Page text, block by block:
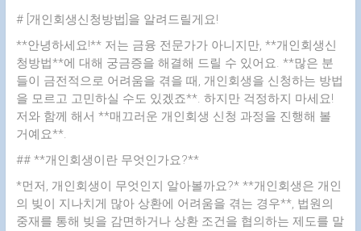
간
무
상
담
# [개인회생신청방법]을 알려드릴게요!
**안녕하세요!** 저는 금융 전문가가 아니지만, **개인회생신
청방법**에 대해 궁금증을 해결해 드릴 수 있어요. **많은 분
들이 금전적으로 어려움을 겪을 때, 개인회생을 신청하는 방법
을 모르고 고민하실 수도 있겠죠**. 하지만 걱정하지 마세요!
저와 함께 해서 **매끄러운 개인회생 신청 과정을 진행해 볼
거예요**.
## **개인회생이란 무엇인가요?**
*먼저, 개인회생이 무엇인지 알아볼까요?* **개인회생은 개인
의 빚이 지나치게 많아 상환에 어려움을 겪는 경우**, 법원의
중재를 통해 빚을 감면하거나 상환 조건을 협의하는 제도를 말